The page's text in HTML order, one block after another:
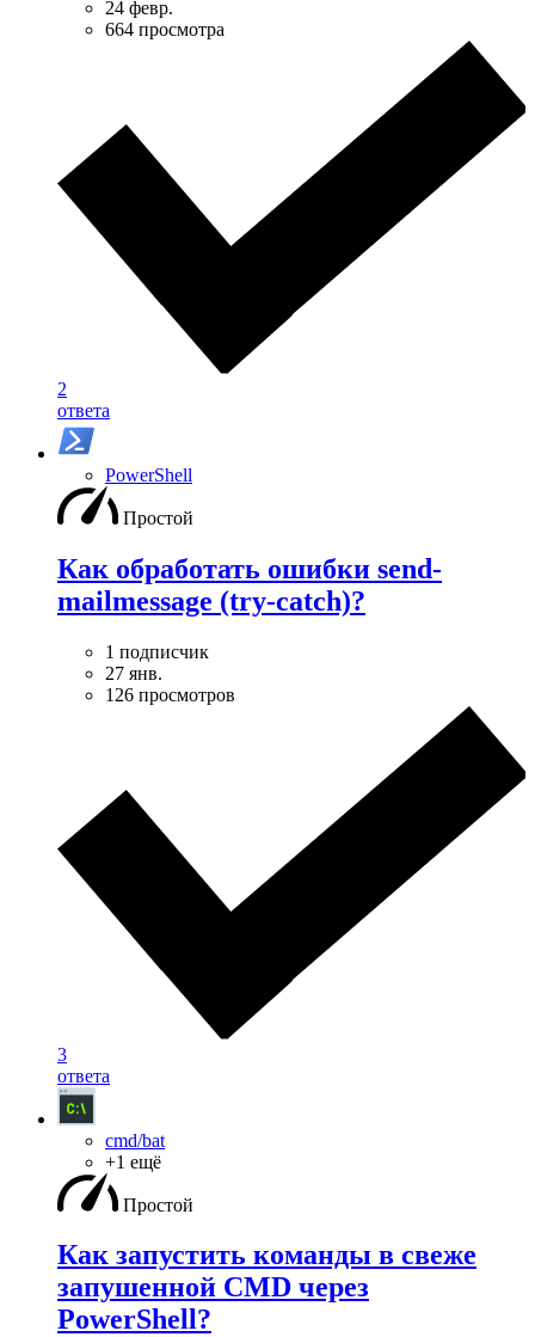
24 февр.
664 просмотра
2
ответа
PowerShell
Простой
Как обработать ошибки send-
mailmessage (try-catch)?
1 подписчик
27 янв.
126 просмотров
3
ответа
cmd/bat
+1 ещё
Простой
Как запустить команды в свеже
запушенной CMD через
PowerShell?